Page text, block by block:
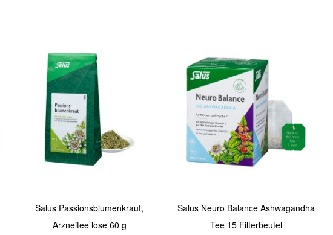
Salus Passionsblumenkraut,
Arzneitee lose 60 g
Salus Neuro Balance Ashwagandha
Tee 15 Filterbeutel